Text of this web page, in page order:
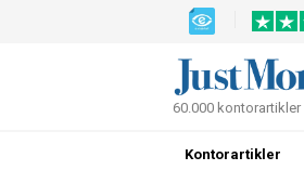
60.000 kontorartikler
Kontorartikler